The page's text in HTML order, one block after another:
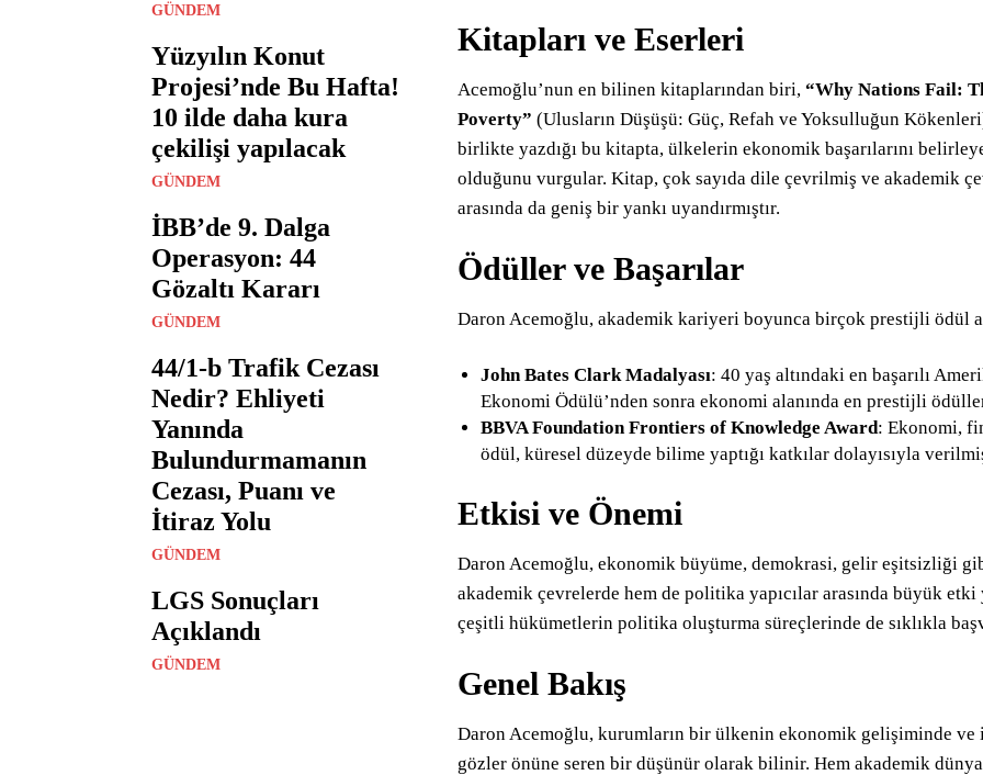
GÜNDEM
Yüzyılın Konut
Projesi’nde Bu Hafta!
10 ilde daha kura
çekilişi yapılacak
GÜNDEM
İBB’de 9. Dalga
Operasyon: 44
Gözaltı Kararı
GÜNDEM
44/1-b Trafik Cezası
Nedir? Ehliyeti
Yanında
Bulundurmamanın
Cezası, Puanı ve
İtiraz Yolu
GÜNDEM
LGS Sonuçları
Açıklandı
GÜNDEM
Kitapları ve Eserleri
Acemoğlu’nun en bilinen kitaplarından biri, “Why Nations Fail:
Poverty” (Ulusların Düşüşü: Güç, Refah ve Yoksulluğun
birlikte yazdığı bu kitapta, ülkelerin ekonomik başarılarını
olduğunu vurgular. Kitap, çok sayıda dile çevrilmiş ve akademik
arasında da geniş bir yankı uyandırmıştır.
Ödüller ve Başarılar
Daron Acemoğlu, akademik kariyeri boyunca birçok prestijli ödül
John Bates Clark Madalyası: 40 yaş altındaki en başarılı
Ekonomi Ödülü’nden sonra ekonomi alanında en prestijli
BBVA Foundation Frontiers of Knowledge Award: Ekonomi,
ödül, küresel düzeyde bilime yaptığı katkılar dolayısıyla
Etkisi ve Önemi
Daron Acemoğlu, ekonomik büyüme, demokrasi, gelir eşitsizliği
akademik çevrelerde hem de politika yapıcılar arasında büyük etki
çeşitli hükümetlerin politika oluşturma süreçlerinde de sıklıkla
Genel Bakış
Daron Acemoğlu, kurumların bir ülkenin ekonomik gelişiminde
gözler önüne seren bir düşünür olarak bilinir. Hem akademik